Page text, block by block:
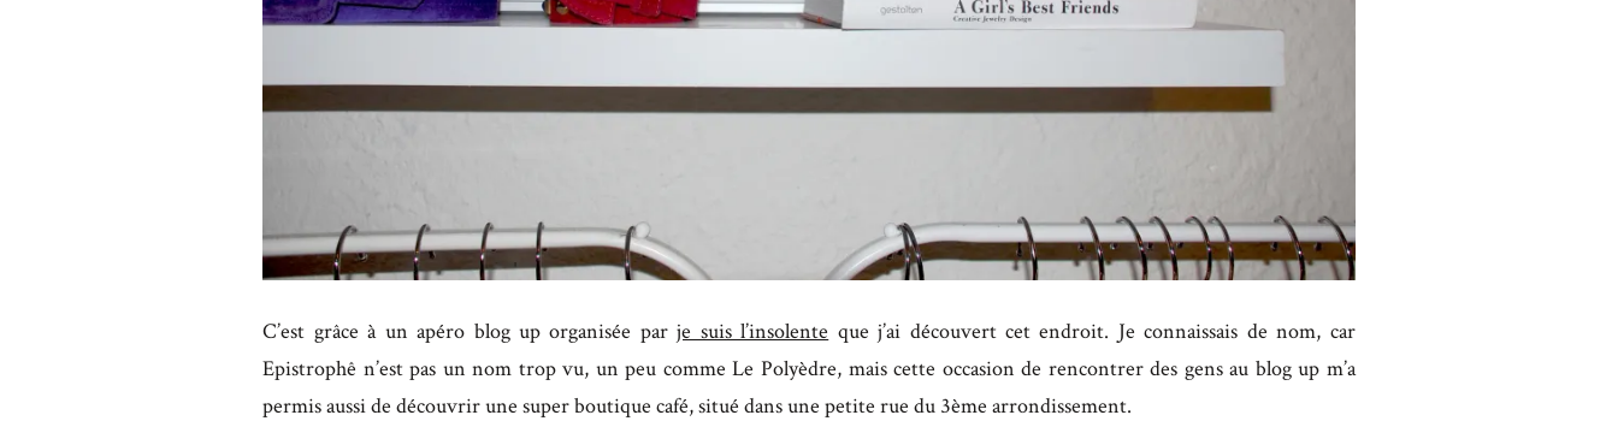
C’est grâce à un apéro blog up organisée parje suis l’insolente que j’ai découvert cet endroit. Je connaissais de nom, car
Epistrophê n’est pas un nom trop vu, un peu comme Le Polyèdre, mais cette occasion de rencontrer des gens au blog up m’a
permis aussi de découvrir une super boutique café, situé dans une petite rue du 3ème arrondissement.